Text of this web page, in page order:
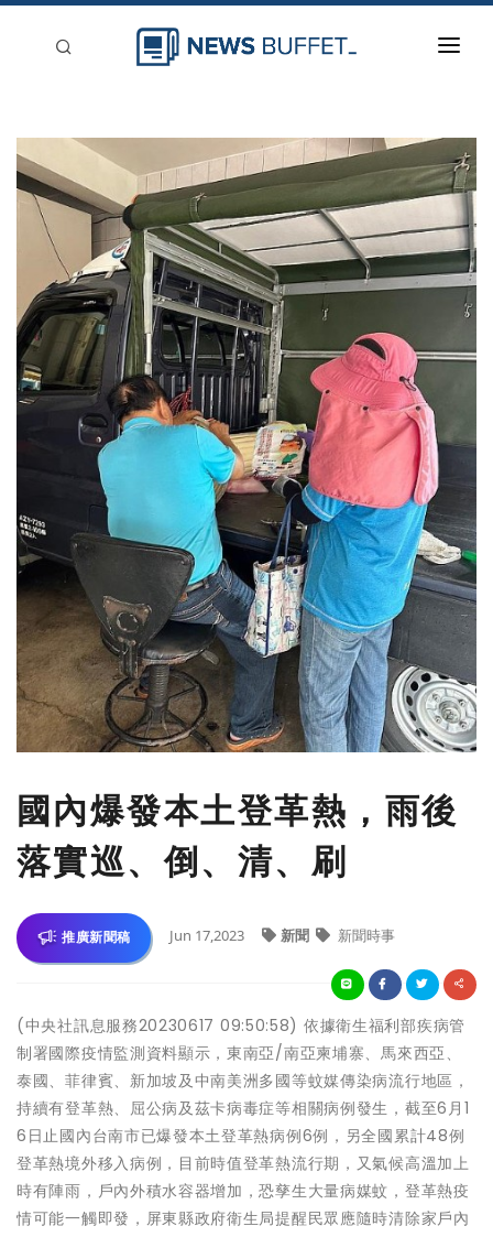
新聞稿分類
登入
國內爆發本土登革熱，雨後
落實巡、倒、清、刷
推廣新聞稿 Jun 17,2023 新聞 新聞時事
(中央社訊息服務20230617 09:50:58) 依據衛生福利部疾病管
制署國際疫情監測資料顯示，東南亞/南亞柬埔寨、馬來西亞、
泰國、菲律賓、新加坡及中南美洲多國等蚊媒傳染病流行地區，
持續有登革熱、屈公病及茲卡病毒症等相關病例發生，截至6月1
6日止國內台南市已爆發本土登革熱病例6例，另全國累計48例
登革熱境外移入病例，目前時值登革熱流行期，又氣候高溫加上
時有陣雨，戶內外積水容器增加，恐孳生大量病媒蚊，登革熱疫
情可能一觸即發，屏東縣政府衛生局提醒民眾應隨時清除家戶內